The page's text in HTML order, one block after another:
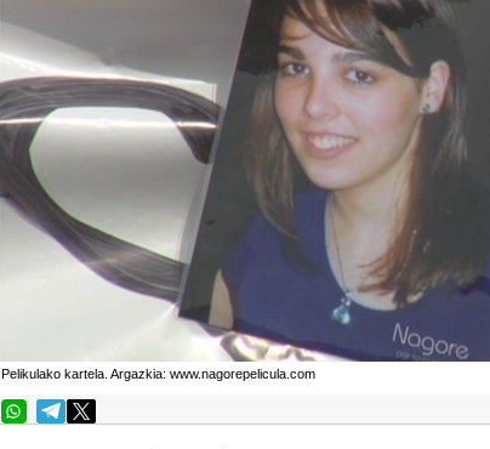
Pelikulako kartela. Argazkia: www.nagorepelicula.com